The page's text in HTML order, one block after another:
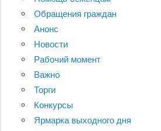
Обращения граждан
Анонс
Новости
Рабочий момент
Важно
Торги
Конкурсы
Ярмарка выходного дня